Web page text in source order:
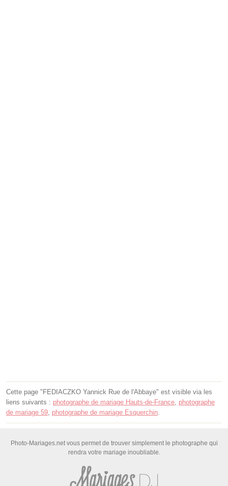
Cette page "FEDIACZKO Yannick Rue de l'Abbaye" est visible via les
liens suivants : photographe de mariage Hauts-de-France, photographe
de mariage 59, photographe de mariage Esquerchin.
Photo-Mariages.net vous permet de trouver simplement le photographe qui
rendra votre mariage inoubliable.